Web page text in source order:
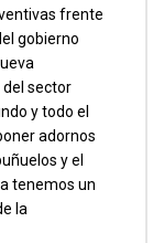
frente
gobierno
sector
y todo el
adornos
y el
tenemos un
la